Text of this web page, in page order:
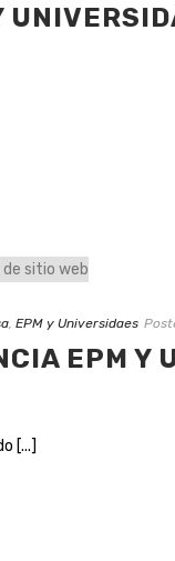
, EPM y Universidaes
EPM Y
[...]